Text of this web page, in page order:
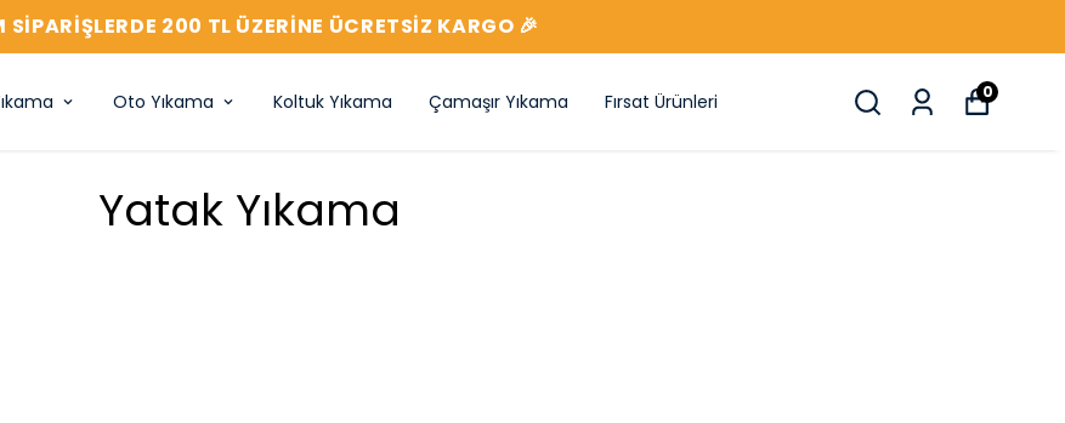
SIPARIŞLERDE 200 TL ÜZERİNE ÜCRETSİZ KARGO 🎉
Oto Yıkama Koltuk Yıkama Çamaşır Yıkama Fırsat Ürünleri 0
Yatak Yıkama